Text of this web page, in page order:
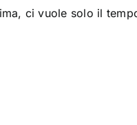
ci vuole solo il